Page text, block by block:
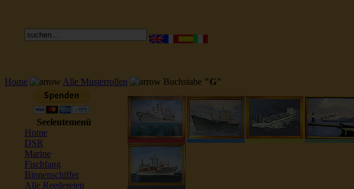
Home Alle Musterrollen Buchstabe "G"
Seeleutemenü
Home
DSR
Marine
Fischfang
Binnenschiffer
Alle Reedereien